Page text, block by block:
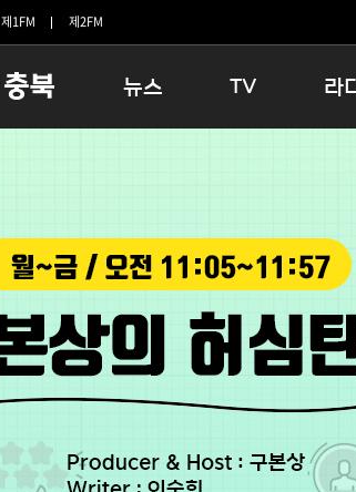
제1FM 제2FM
뉴스
괴산
보은
영동
제천
증평
TV
충북 시사토론 창
시청자 FLEX
특집프로그램
라
우리 고
우리 고
라디오